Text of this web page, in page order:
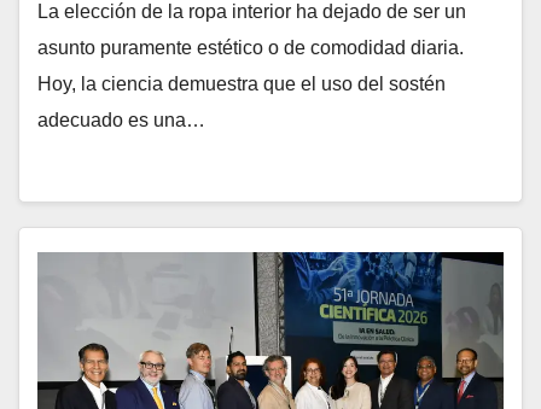
La elección de la ropa interior ha dejado de ser un
asunto puramente estético o de comodidad diaria.
Hoy, la ciencia demuestra que el uso del sostén
adecuado es una…